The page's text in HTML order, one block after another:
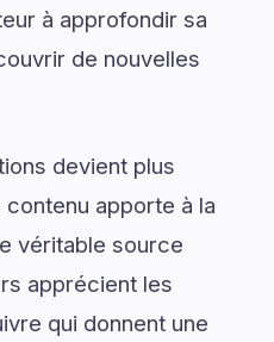
à approfondir sa
de nouvelles
devient plus
apporte à la
véritable source
apprécient les
qui donnent une